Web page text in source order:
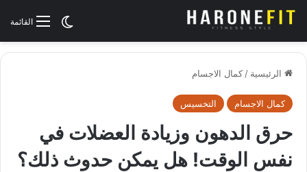
القائمةالوضع
الرئيسية / كمال الاجسام
كمال الاجسام التخسيس
حرق الدهون وزيادة العضلات في
نفس الوقت! هل يمكن حدوث ذلك؟